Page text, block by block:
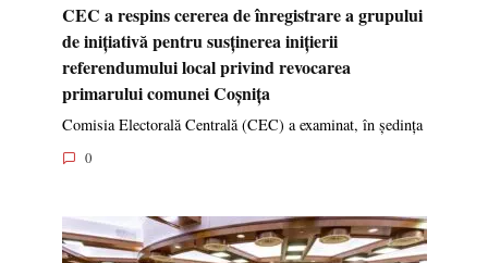
CEC a respins cererea de înregistrare a grupului
de inițiativă pentru susținerea inițierii
referendumului local privind revocarea
primarului comunei Coșnița
Comisia Electorală Centrală (CEC) a examinat, în ședința
0